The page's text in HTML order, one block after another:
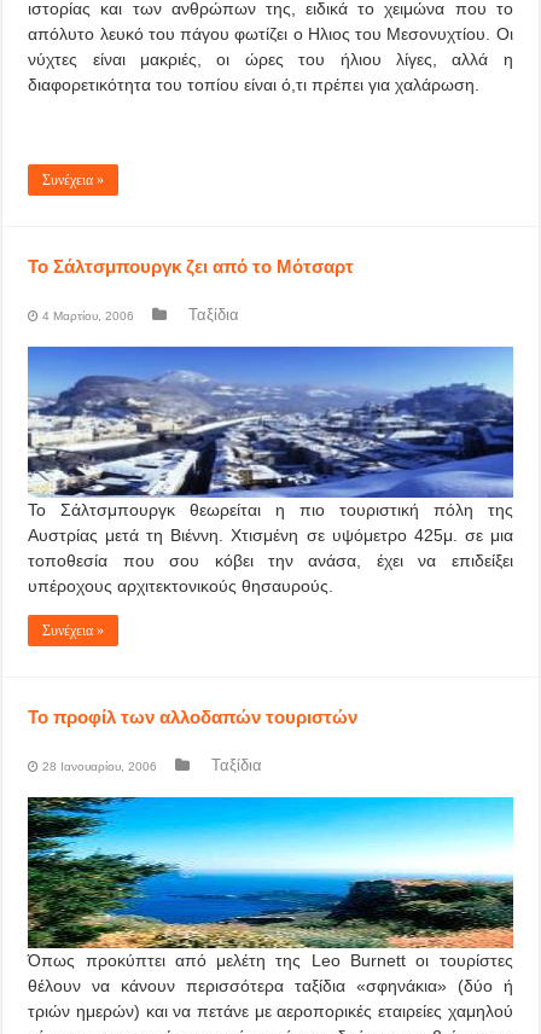
ιστορίας και των ανθρώπων της, ειδικά το χειμώνα που το
απόλυτο λευκό του πάγου φωτίζει ο Ηλιος του Μεσονυχτίου. Οι
νύχτες είναι μακριές, οι ώρες του ήλιου λίγες, αλλά η
διαφορετικότητα του τοπίου είναι ό,τι πρέπει για χαλάρωση.
Συνέχεια »
Το Σάλτσμπουργκ ζει από το Μότσαρτ
4 Μαρτίου, 2006 Ταξίδια
Το Σάλτσμπουργκ θεωρείται η πιο τουριστική πόλη της
Αυστρίας μετά τη Βιέννη. Χτισμένη σε υψόμετρo 425μ. σε μια
τοποθεσία που σου κόβει την ανάσα, έχει να επιδείξει
υπέροχους αρχιτεκτονικούς θησαυρούς.
Συνέχεια »
Το προφίλ των αλλοδαπών τουριστών
28 Ιανουαρίου, 2006 Ταξίδια
Όπως προκύπτει από μελέτη της Leo Burnett οι τουρίστες
θέλουν να κάνουν περισσότερα ταξίδια «σφηνάκια» (δύο ή
τριών ημερών) και να πετάνε με αεροπορικές εταιρείες χαμηλού